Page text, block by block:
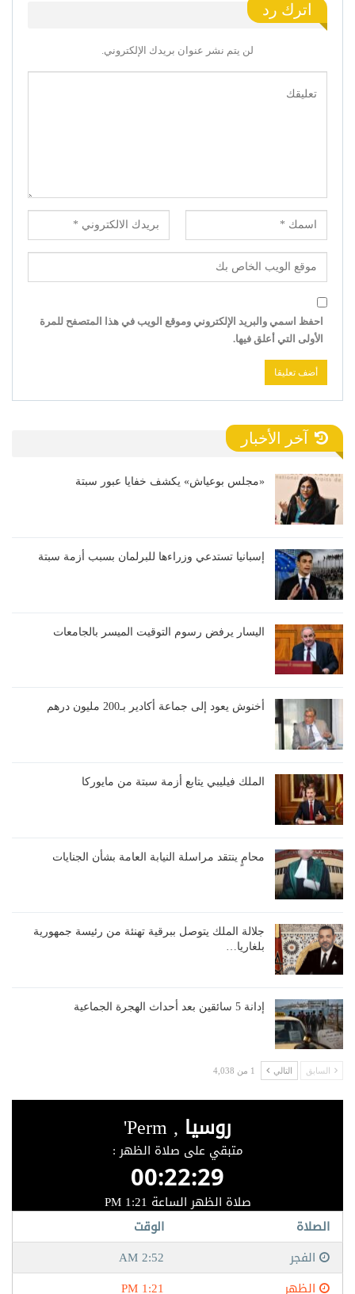
اترك رد
لن يتم نشر عنوان بريدك الإلكتروني.
احفظ اسمي والبريد الإلكتروني وموقع الويب في هذا المتصفح للمرة
الأولى التي أعلق فيها.
آخر الأخبار
«مجلس بوعياش» يكشف خفايا عبور سبتة
إسبانيا تستدعي وزراءها للبرلمان بسبب أزمة سبتة
اليسار يرفض رسوم التوقيت الميسر بالجامعات
أخنوش يعود إلى جماعة أكادير بـ200 مليون درهم
الملك فيليبي يتابع أزمة سبتة من مايوركا
محامٍ ينتقد مراسلة النيابة العامة بشأن الجنايات
جلالة الملك يتوصل ببرقية تهنئة من رئيسة جمهورية
بلغاريا…
إدانة 5 سائقين بعد أحداث الهجرة الجماعية
السابق التالي 1 من 4,038